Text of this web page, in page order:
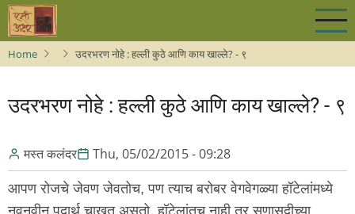
Skip
main
content
Home उदरभरण नोहे : हल्ली कुठे आणि काय खाल्ले? - ९
उदरभरण नोहे : हल्ली कुठे आणि काय खाल्ले? - ९
मस्त कलंदर Thu, 05/02/2015 - 09:28
आपण रोजचे जेवण जेवतोच, पण त्याच बरोबर वेगवेगळ्या हॉटेलांमध्ये
नवनवीन पदार्थ चाखत असतो. हॉटेलांतच नाही तर सणासुदीच्या